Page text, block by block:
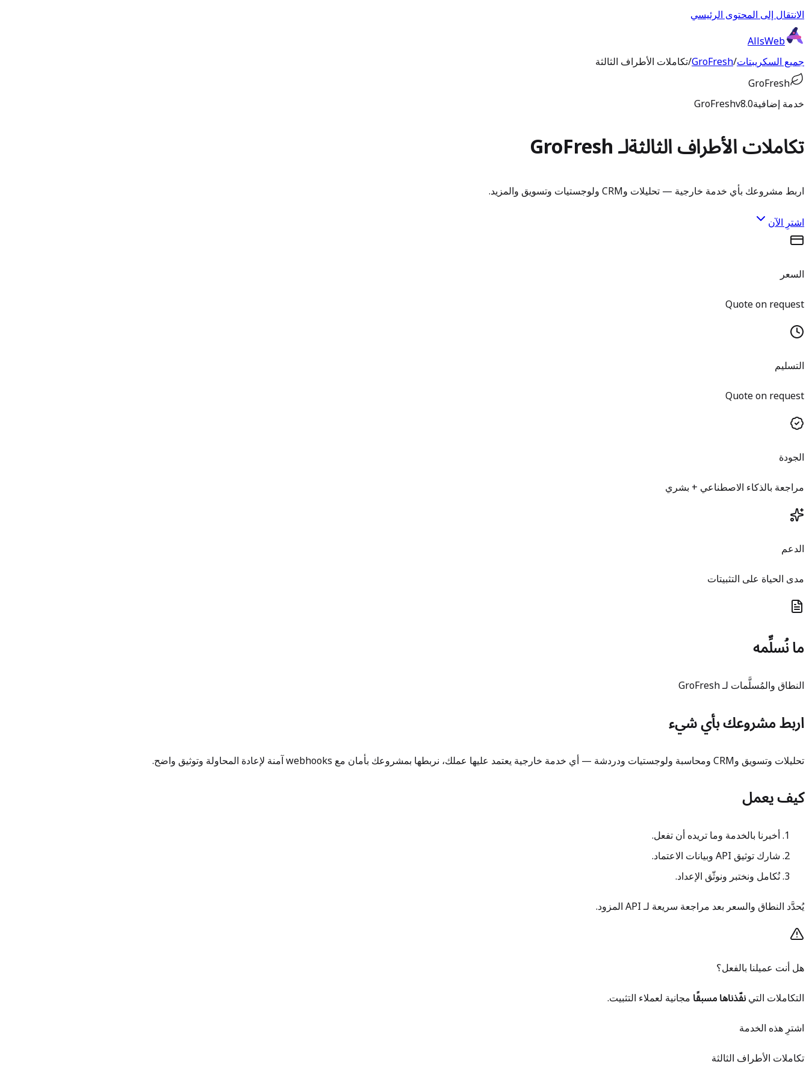
الانتقال إلى المحتوى الرئيسي
AllsWeb
جميع السكريبتات/
GroFresh
/تكاملات الأطراف الثالثة
GroFresh
خدمة إضافية
GroFreshv8.0
تكاملات الأطراف الثالثةلـ GroFresh
اربط مشروعك بأي خدمة خارجية — تحليلات وCRM ولوجستيات وتسويق والمزيد.
اشترِ الآن
السعر
Quote on request
التسليم
Quote on request
الجودة
مراجعة بالذكاء الاصطناعي + بشري
الدعم
مدى الحياة على التثبيتات
ما نُسلِّمه
النطاق والمُسلَّمات لـ GroFresh
اربط مشروعك بأي شيء
تحليلات وتسويق وCRM ومحاسبة ولوجستيات ودردشة — أي خدمة خارجية يعتمد عليها عملك، نربطها بمشروعك بأمان مع webhooks آمنة لإعادة المحاولة وتوثيق واضح.
كيف يعمل
أخبرنا بالخدمة وما تريده أن تفعل.
شارك توثيق API وبيانات الاعتماد.
نُكامل ونختبر ونوثّق الإعداد.
يُحدَّد النطاق والسعر بعد مراجعة سريعة لـ API المزود.
هل أنت عميلنا بالفعل؟
التكاملات التينفّذناها مسبقًامجانية لعملاء التثبيت.
اشترِ هذه الخدمة
تكاملات الأطراف الثالثة